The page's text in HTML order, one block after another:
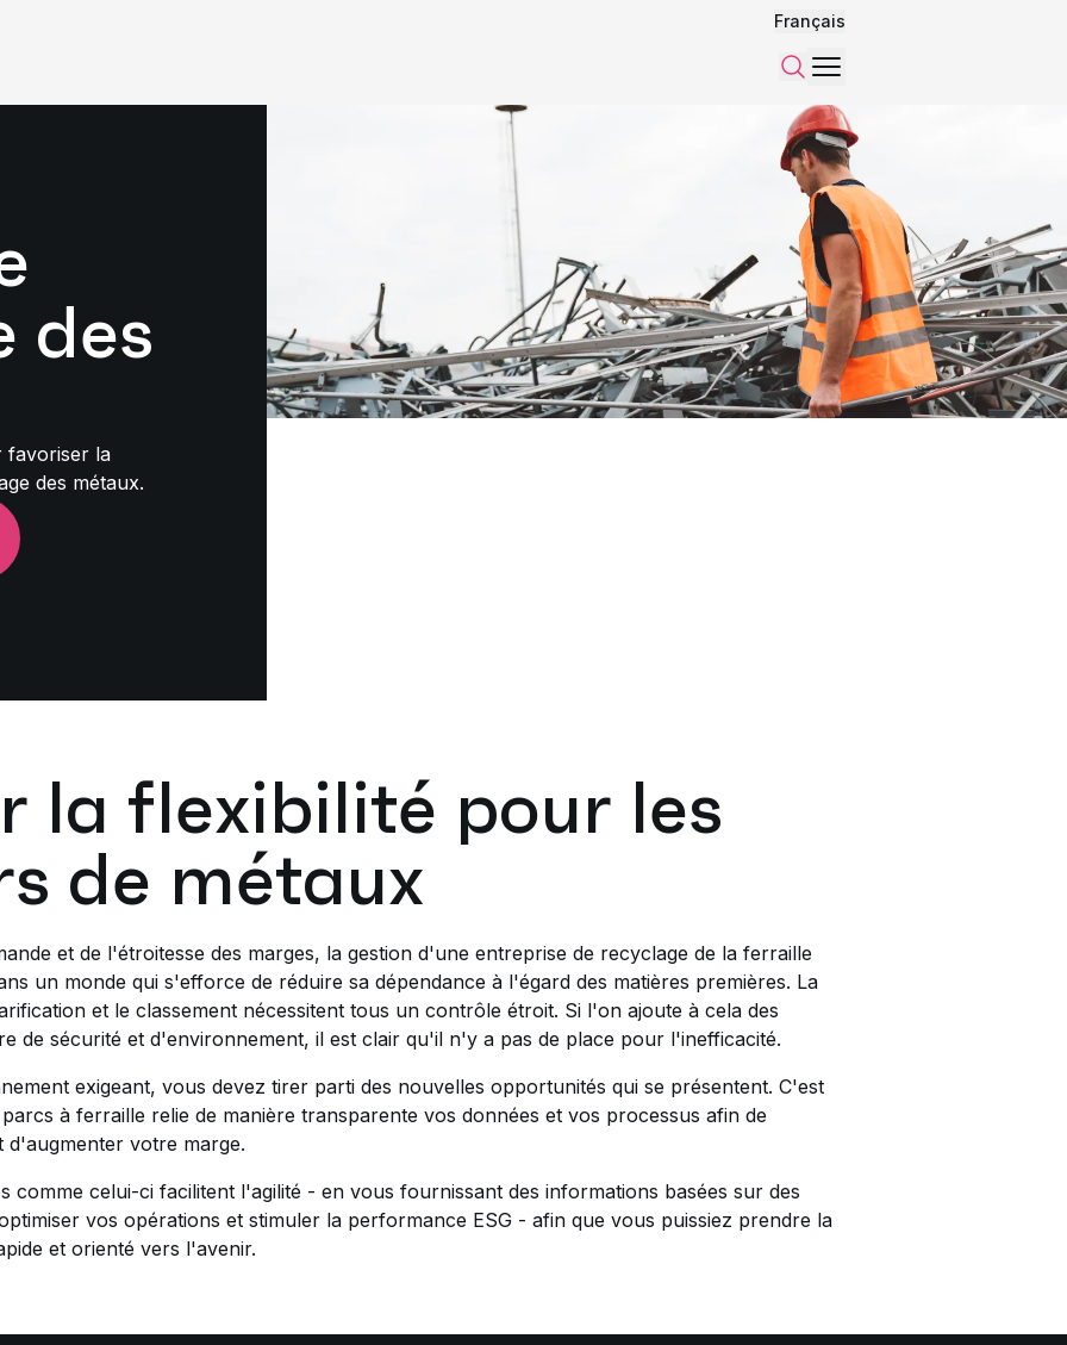
Français
Recherche
Menu
des
favoriser la
des métaux.
la flexibilité pour les
de métaux
et de l'étroitesse des marges, la gestion d'une entreprise de recyclage de la ferraille
un monde qui s'efforce de réduire sa dépendance à l'égard des matières premières. La
et le classement nécessitent tous un contrôle étroit. Si l'on ajoute à cela des
de sécurité et d'environnement, il est clair qu'il n'y a pas de place pour l'inefficacité.
exigeant, vous devez tirer parti des nouvelles opportunités qui se présentent. C'est
à ferraille relie de manière transparente vos données et vos processus afin de
votre marge.
comme celui-ci facilitent l'agilité - en vous fournissant des informations basées sur des
vos opérations et stimuler la performance ESG - afin que vous puissiez prendre la
et orienté vers l'avenir.